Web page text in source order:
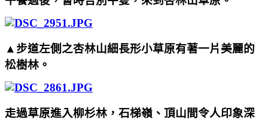
▲步道左側之杏林山細長形小草原有著一片美麗的
松樹林。
走過草原進入柳杉林，石梯嶺、頂山間令人印象深